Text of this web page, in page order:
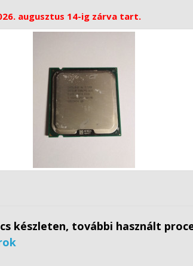
augusztus 14-ig zárva tart.
készleten, további használt